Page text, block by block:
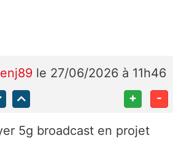
le 27/06/2026 à 11h46
+ -
5g broadcast en projet